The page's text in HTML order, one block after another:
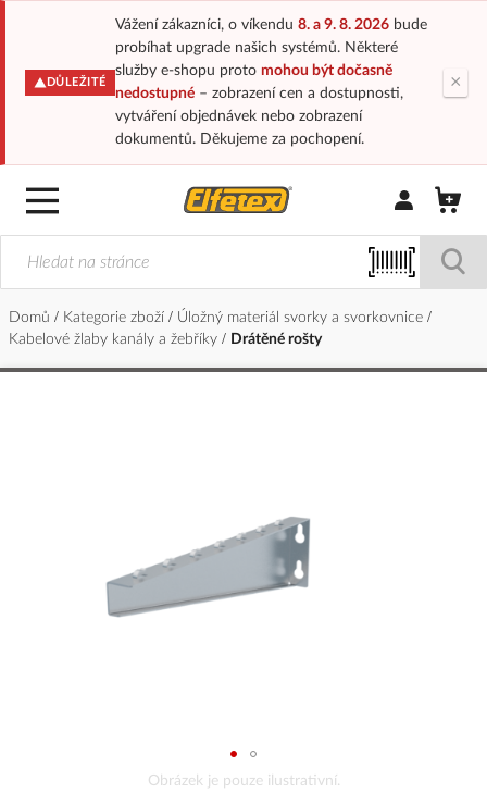
DŮLEŽITÉ
Vážení zákazníci, o víkendu 8. a 9. 8. 2026bude
probíhat upgrade našich systémů. Některé
služby e-shopu proto mohou být dočasně
nedostupné– zobrazení cen a dostupnosti,
vytváření objednávek nebo zobrazení
dokumentů. Děkujeme za pochopení.
×
Přihlásit/
Domů Kategorie zboží
Úložný materiál svorky a svorkovnice
Kabelové žlaby kanály a žebříky
Drátěné rošty
Obrázek je pouze ilustrativní.